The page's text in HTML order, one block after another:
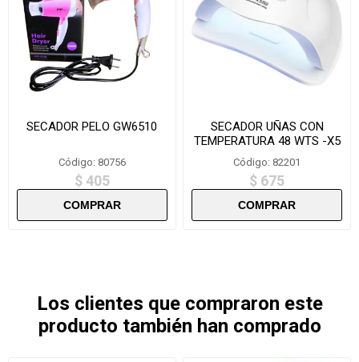
SECADOR PELO GW6510
Código: 80756
$ 405
SECADOR UÑAS CON
TEMPERATURA 48 WTS -X5
MAX
Código: 82201
$ 675
Los clientes que compraron este
producto también han comprado